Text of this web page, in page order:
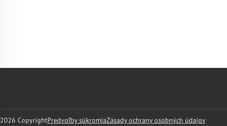
2026 CopyrightPredvoľby súkromiaZásady ochrany osobných údajov